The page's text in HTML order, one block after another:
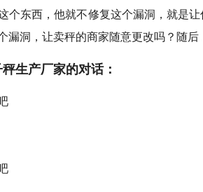
个东西，他就不修复这个漏洞，就是
洞，让卖秤的商家随意更改吗？随后
生产厂家的对话：